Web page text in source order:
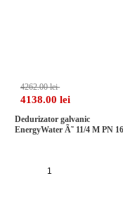
4262.00 lei
4138.00 lei
Dedurizator galvanic
EnergyWater Ã˜ 11/4 M PN 16